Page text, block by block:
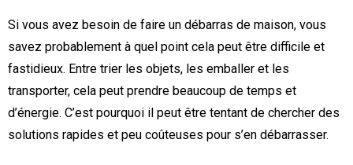
Si vous avez besoin de faire un débarras de maison, vous
savez probablement à quel point cela peut être difficile et
fastidieux. Entre trier les objets, les emballer et les
transporter, cela peut prendre beaucoup de temps et
d’énergie. C’est pourquoi il peut être tentant de chercher des
solutions rapides et peu coûteuses pour s’en débarrasser.